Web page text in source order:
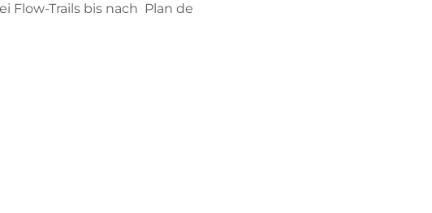
Flow-Trails bis nach Plan de